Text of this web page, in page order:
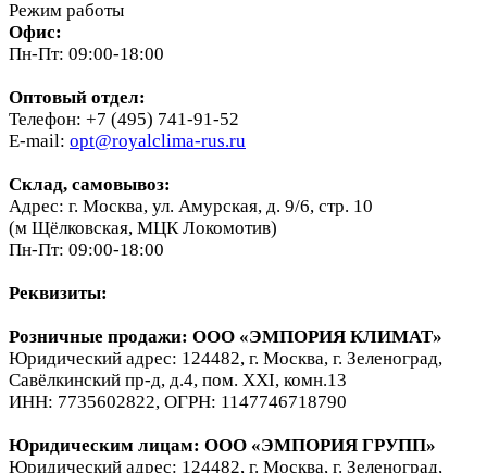
Режим работы
Офис:
Пн-Пт: 09:00-18:00
Оптовый отдел:
Телефон: +7 (495) 741-91-52
E-mail: opt@royalclima-rus.ru
Склад, самовывоз:
Адрес: г. Москва, ул. Амурская, д. 9/6, стр. 10
(м Щёлковская, МЦК Локомотив)
Пн-Пт: 09:00-18:00
Реквизиты:
Розничные продажи: ООО «ЭМПОРИЯ КЛИМАТ»
Юридический адрес: 124482, г. Москва, г. Зеленоград,
Савёлкинский пр-д, д.4, пом. XXI, комн.13
ИНН: 7735602822, ОГРН: 1147746718790
Юридическим лицам: ООО «ЭМПОРИЯ ГРУПП»
Юридический адрес: 124482, г. Москва, г. Зеленоград,